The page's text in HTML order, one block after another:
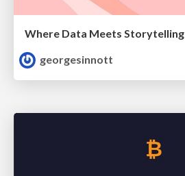
Where Data Meets Storytelling
georgesinnott